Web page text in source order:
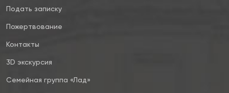
Подать записку
Пожертвование
Контакты
3D экскурсия
Семейная группа «Лад»